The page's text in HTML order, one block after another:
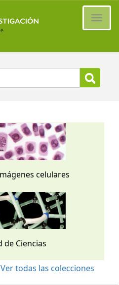
celulares
de Ciencias
Ver todas las colecciones